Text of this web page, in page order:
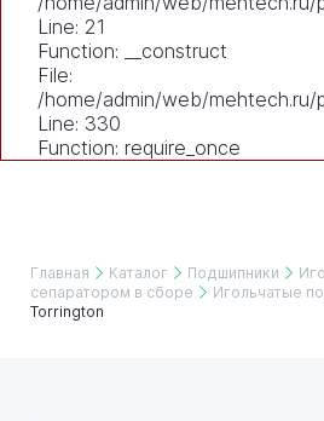
Line: 21
Function: __construct
File:
/home/admin/web/mehtech.ru/
Line: 330
Function: require_once
Главная Каталог Подшипники
сепаратором в сборе
Игольчатые
Torrington